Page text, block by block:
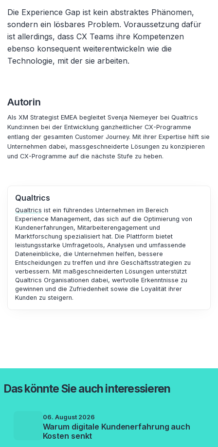
Die Experience Gap ist kein abstraktes Phänomen,
sondern ein lösbares Problem. Voraussetzung dafür
ist allerdings, dass CX Teams ihre Kompetenzen
ebenso konsequent weiterentwickeln wie die
Technologie, mit der sie arbeiten.
Autorin
Als XM Strategist EMEA begleitet Svenja Niemeyer bei Qualtrics
Kund:innen bei der Entwicklung ganzheitlicher CX-Programme
entlang der gesamten Customer Journey. Mit ihrer Expertise hilft sie
Unternehmen dabei, massgeschneiderte Lösungen zu konzipieren
und CX-Programme auf die nächste Stufe zu heben.
Qualtrics
Qualtrics ist ein führendes Unternehmen im Bereich
Experience Management, das sich auf die Optimierung von
Kundenerfahrungen, Mitarbeiterengagement und
Marktforschung spezialisiert hat. Die Plattform bietet
leistungsstarke Umfragetools, Analysen und umfassende
Dateneinblicke, die Unternehmen helfen, bessere
Entscheidungen zu treffen und ihre Geschäftsstrategien zu
verbessern. Mit maßgeschneiderten Lösungen unterstützt
Qualtrics Organisationen dabei, wertvolle Erkenntnisse zu
gewinnen und die Zufriedenheit sowie die Loyalität ihrer
Kunden zu steigern.
Das könnte Sie auch interessieren
06. August 2026
Warum digitale Kundenerfahrung auch
Kosten senkt